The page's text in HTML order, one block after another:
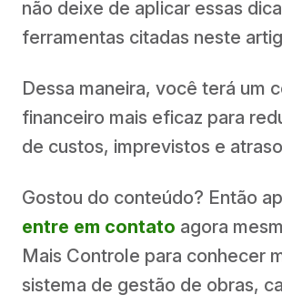
não deixe de aplicar essas
ferramentas citadas neste
Dessa maneira, você terá um
financeiro mais eficaz para
de custos, imprevistos e
Gostou do conteúdo? Então
entre em contato agora
Mais Controle para conhecer
sistema de gestão de obras,